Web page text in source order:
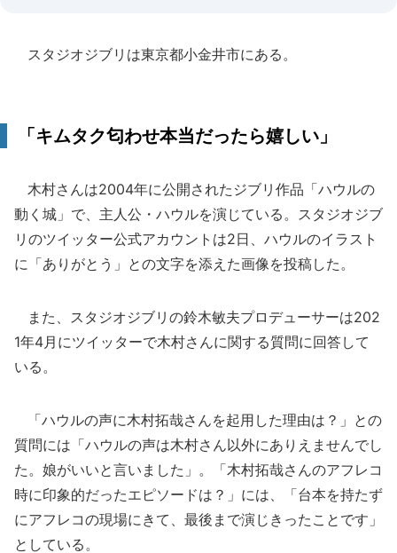
スタジオジブリは東京都小金井市にある。
「キムタク匂わせ本当だったら嬉しい」
木村さんは2004年に公開されたジブリ作品「ハウルの
動く城」で、主人公・ハウルを演じている。スタジオジブ
リのツイッター公式アカウントは2日、ハウルのイラスト
に「ありがとう」との文字を添えた画像を投稿した。
また、スタジオジブリの鈴木敏夫プロデューサーは202
1年4月にツイッターで木村さんに関する質問に回答して
いる。
「ハウルの声に木村拓哉さんを起用した理由は？」との
質問には「ハウルの声は木村さん以外にありえませんでし
た。娘がいいと言いました」。「木村拓哉さんのアフレコ
時に印象的だったエピソードは？」には、「台本を持たず
にアフレコの現場にきて、最後まで演じきったことです」
としている。